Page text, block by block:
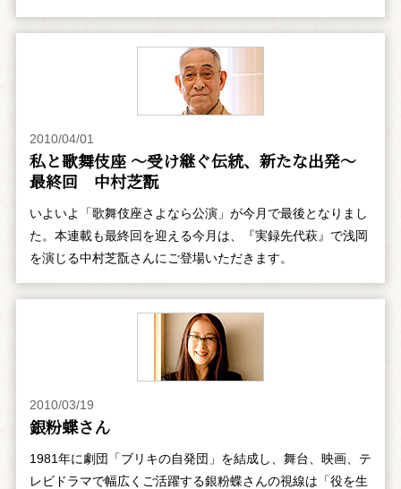
2010/04/01
私と歌舞伎座 ～受け継ぐ伝統、新たな出発～
最終回 中村芝翫
いよいよ「歌舞伎座さよなら公演」が今月で最後となりまし
た。本連載も最終回を迎える今月は、『実録先代萩』で浅岡
を演じる中村芝翫さんにご登場いただきます。
2010/03/19
銀粉蝶さん
1981年に劇団「ブリキの自発団」を結成し、舞台、映画、テ
レビドラマで幅広くご活躍する銀粉蝶さんの視線は「役を生